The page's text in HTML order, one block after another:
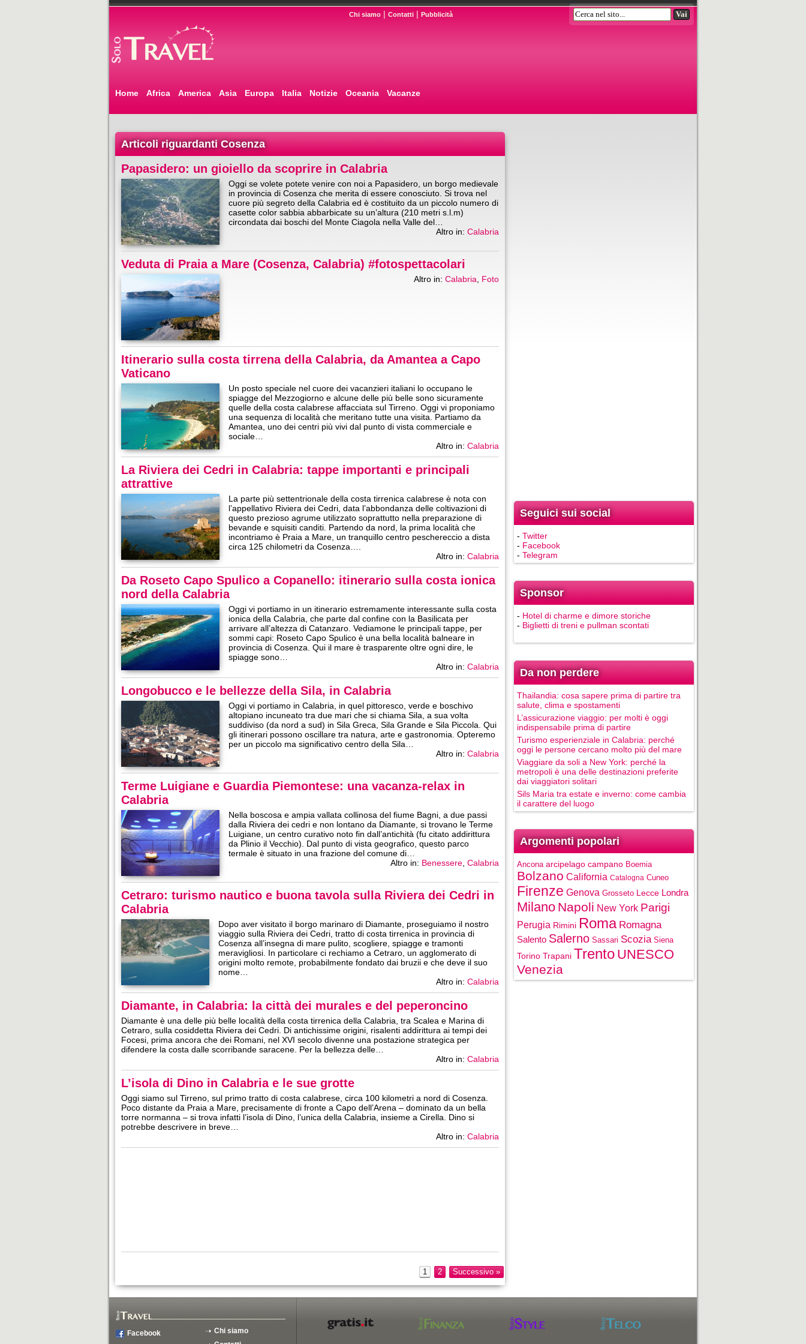
Chi siamo | Contatti | Pubblicità
Home Africa America Asia Europa Italia Notizie Oceania Vacanze
Articoli riguardanti Cosenza
Papasidero: un gioiello da scoprire in Calabria
Oggi se volete potete venire con noi a Papasidero, un borgo medievale
in provincia di Cosenza che merita di essere conosciuto. Si trova nel
cuore più segreto della Calabria ed è costituito da un piccolo numero di
casette color sabbia abbarbicate su un’altura (210 metri s.l.m)
circondata dai boschi del Monte Ciagola nella Valle del…
Altro in: Calabria
Veduta di Praia a Mare (Cosenza, Calabria) #fotospettacolari
Altro in: Calabria Foto
Itinerario sulla costa tirrena della Calabria, da Amantea a Capo
Vaticano
Un posto speciale nel cuore dei vacanzieri italiani lo occupano le
spiagge del Mezzogiorno e alcune delle più belle sono sicuramente
quelle della costa calabrese affacciata sul Tirreno. Oggi vi proponiamo
una sequenza di località che meritano tutte una visita. Partiamo da
Amantea, uno dei centri più vivi dal punto di vista commerciale e
sociale…
Altro in: Calabria
La Riviera dei Cedri in Calabria: tappe importanti e principali
attrattive
La parte più settentrionale della costa tirrenica calabrese è nota con
l’appellativo Riviera dei Cedri, data l’abbondanza delle coltivazioni di
questo prezioso agrume utilizzato soprattutto nella preparazione di
bevande e squisiti canditi. Partendo da nord, la prima località che
incontriamo è Praia a Mare, un tranquillo centro peschereccio a dista
circa 125 chilometri da Cosenza….
Altro in: Calabria
Da Roseto Capo Spulico a Copanello: itinerario sulla costa ionica
nord della Calabria
Oggi vi portiamo in un itinerario estremamente interessante sulla costa
ionica della Calabria, che parte dal confine con la Basilicata per
arrivare all’altezza di Catanzaro. Vediamone le principali tappe, per
sommi capi: Roseto Capo Spulico è una bella località balneare in
provincia di Cosenza. Qui il mare è trasparente oltre ogni dire, le
spiagge sono…
Altro in: Calabria
Longobucco e le bellezze della Sila, in Calabria
Oggi vi portiamo in Calabria, in quel pittoresco, verde e boschivo
altopiano incuneato tra due mari che si chiama Sila, a sua volta
suddiviso (da nord a sud) in Sila Greca, Sila Grande e Sila Piccola. Qui
gli itinerari possono oscillare tra natura, arte e gastronomia. Opteremo
per un piccolo ma significativo centro della Sila…
Altro in: Calabria
Terme Luigiane e Guardia Piemontese: una vacanza-relax in
Calabria
Nella boscosa e ampia vallata collinosa del fiume Bagni, a due passi
dalla Riviera dei cedri e non lontano da Diamante, si trovano le Terme
Luigiane, un centro curativo noto fin dall’antichità (fu citato addirittura
da Plinio il Vecchio). Dal punto di vista geografico, questo parco
termale è situato in una frazione del comune di…
Altro in: Benessere Calabria
Cetraro: turismo nautico e buona tavola sulla Riviera dei Cedri in
Calabria
Dopo aver visitato il borgo marinaro di Diamante, proseguiamo il nostro
viaggio sulla Riviera dei Cedri, tratto di costa tirrenica in provincia di
Cosenza all’insegna di mare pulito, scogliere, spiagge e tramonti
meravigliosi. In particolare ci rechiamo a Cetraro, un agglomerato di
origini molto remote, probabilmente fondato dai bruzii e che deve il suo
nome…
Altro in: Calabria
Diamante, in Calabria: la città dei murales e del peperoncino
Diamante è una delle più belle località della costa tirrenica della Calabria, tra Scalea e Marina di
Cetraro, sulla cosiddetta Riviera dei Cedri. Di antichissime origini, risalenti addirittura ai tempi dei
Focesi, prima ancora che dei Romani, nel XVI secolo divenne una postazione strategica per
difendere la costa dalle scorribande saracene. Per la bellezza delle…
Altro in: Calabria
L’isola di Dino in Calabria e le sue grotte
Oggi siamo sul Tirreno, sul primo tratto di costa calabrese, circa 100 kilometri a nord di Cosenza.
Poco distante da Praia a Mare, precisamente di fronte a Capo dell’Arena – dominato da un bella
torre normanna – si trova infatti l’isola di Dino, l’unica della Calabria, insieme a Cirella. Dino si
potrebbe descrivere in breve…
Altro in: Calabria
1 2 Successivo »
Seguici sui social
- Twitter
- Facebook
- Telegram
Sponsor
- Hotel di charme e dimore storiche
- Biglietti di treni e pullman scontati
Da non perdere
Thailandia: cosa sapere prima di partire tra
salute, clima e spostamenti
L’assicurazione viaggio: per molti è oggi
indispensabile prima di partire
Turismo esperienziale in Calabria: perché
oggi le persone cercano molto più del mare
Viaggiare da soli a New York: perché la
metropoli è una delle destinazioni preferite
dai viaggiatori solitari
Sils Maria tra estate e inverno: come cambia
il carattere del luogo
Argomenti popolari
Ancona arcipelago campano Boemia
Bolzano California Catalogna Cuneo
Firenze Genova Grosseto Lecce Londra
Milano Napoli New York Parigi
Perugia Rimini Roma Romagna
Salento Salerno Sassari Scozia Siena
Torino Trapani Trento UNESCO
Venezia
Facebook
Chi siamo